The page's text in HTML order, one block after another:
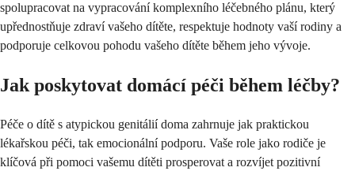
spolupracovat na vypracování komplexního léčebného plánu, který
upřednostňuje zdraví vašeho dítěte, respektuje hodnoty vaší rodiny a
podporuje celkovou pohodu vašeho dítěte během jeho vývoje.
Jak poskytovat domácí péči během léčby?
Péče o dítě s atypickou genitálií doma zahrnuje jak praktickou
lékařskou péči, tak emocionální podporu. Vaše role jako rodiče je
klíčová při pomoci vašemu dítěti prosperovat a rozvíjet pozitivní